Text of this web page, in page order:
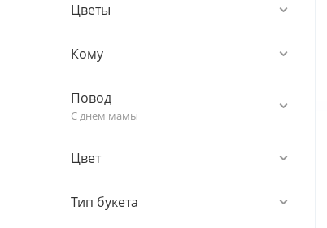
Цветы
Кому
Повод
С днем мамы
Цвет
Тип букета